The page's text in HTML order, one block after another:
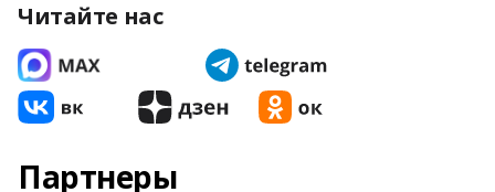
Читайте нас
Партнеры